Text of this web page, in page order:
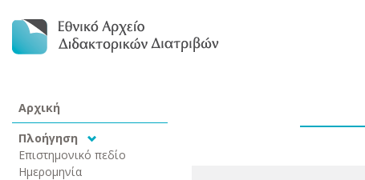
Αρχική
Πλοήγηση
Επιστημονικό πεδίο
Ημερομηνία